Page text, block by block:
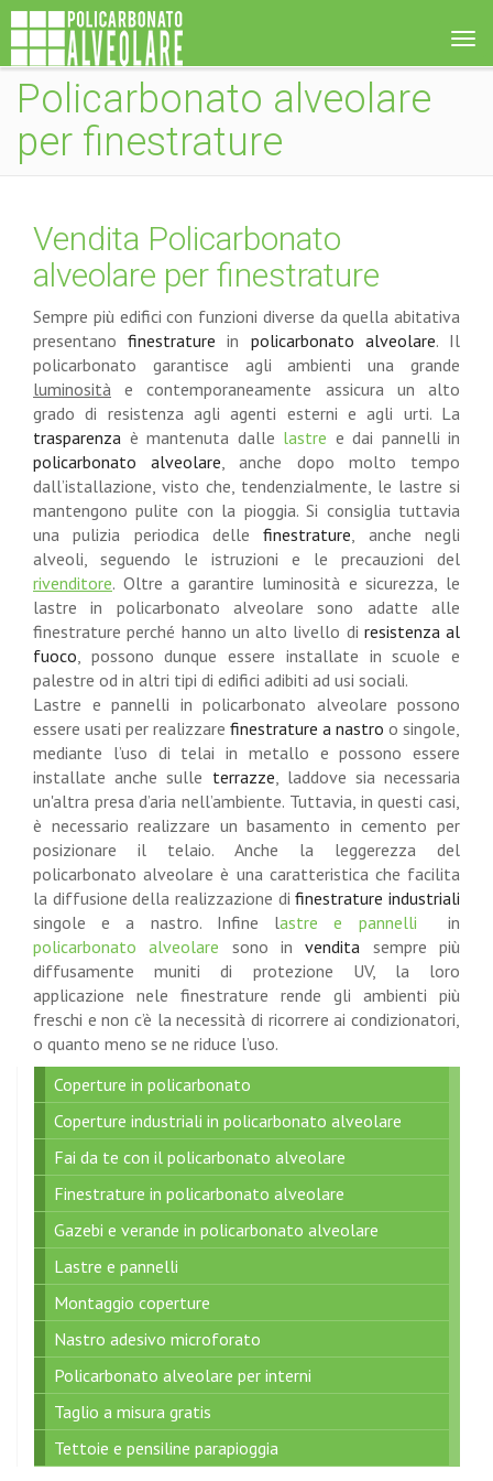
Policarbonato alveolare
per finestrature
Vendita Policarbonato
alveolare per finestrature
Sempre più edifici con funzioni diverse da quella abitativa
presentanofinestraturein policarbonato alveolare. Il
policarbonato garantisce agli ambienti una grande
luminosità e contemporaneamente assicura un alto
grado di resistenza agli agenti esterni e agli urti. La
trasparenza è mantenuta dalle lastre e dai pannelli in
policarbonato alveolare, anche dopo molto tempo
dall’istallazione, visto che, tendenzialmente, le lastre si
mantengono pulite con la pioggia. Si consiglia tuttavia
una pulizia periodica dellefinestrature, anche negli
alveoli, seguendo le istruzioni e le precauzioni del
rivenditore. Oltre a garantire luminosità e sicurezza, le
lastre in policarbonato alveolare sono adatte alle
finestrature perché hanno un alto livello di resistenza al
fuoco, possono dunque essere installate in scuole e
palestre od in altri tipi di edifici adibiti ad usi sociali.
Lastre e pannelli in policarbonato alveolare possono
essere usati per realizzare finestrature a nastro o singole,
mediante l’uso di telai in metallo e possono essere
installate anche sulle terrazze, laddove sia necessaria
un'altra presa d’aria nell’ambiente. Tuttavia, in questi casi,
è necessario realizzare un basamento in cemento per
posizionare il telaio. Anche la leggerezza del
policarbonato alveolare è una caratteristica che facilita
la diffusione della realizzazione difinestrature industriali
singole e a nastro. Infine lastre e pannelli in
policarbonato alveolare sono invendita sempre più
diffusamente muniti di protezione UV, la loro
applicazione nele finestrature rende gli ambienti più
freschi e non c’è la necessità di ricorrere ai condizionatori,
o quanto meno se ne riduce l’uso.
Coperture in policarbonato
Coperture industriali in policarbonato alveolare
Fai da te con il policarbonato alveolare
Finestrature in policarbonato alveolare
Gazebi e verande in policarbonato alveolare
Lastre e pannelli
Montaggio coperture
Nastro adesivo microforato
Policarbonato alveolare per interni
Taglio a misura gratis
Tettoie e pensiline parapioggia